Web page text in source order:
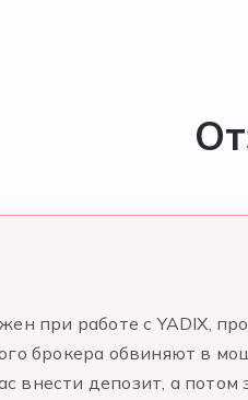
при работе с YADIX,
брокера обвиняют в
внести депозит, а потом